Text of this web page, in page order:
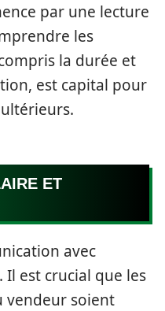
par une lecture
les
la durée et
est capital pour
ET
avec
Il est crucial que les
vendeur soient